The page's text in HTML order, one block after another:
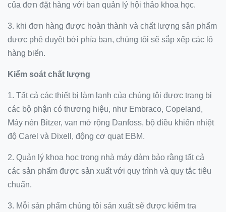
của đơn đặt hàng với ban quản lý hội thảo khoa học.
3. khi đơn hàng được hoàn thành và chất lượng sản phẩm
được phê duyệt bởi phía bạn, chúng tôi sẽ sắp xếp các lô
hàng biển.
Kiểm soát chất lượng
1. Tất cả các thiết bị làm lạnh của chúng tôi được trang bị
các bộ phận có thương hiệu, như Embraco, Copeland,
Máy nén Bitzer, van mở rộng Danfoss, bộ điều khiển nhiệt
độ Carel và Dixell, động cơ quạt EBM.
2. Quản lý khoa học trong nhà máy đảm bảo rằng tất cả
các sản phẩm được sản xuất với quy trình và quy tắc tiêu
chuẩn.
3. Mỗi sản phẩm chúng tôi sản xuất sẽ được kiểm tra